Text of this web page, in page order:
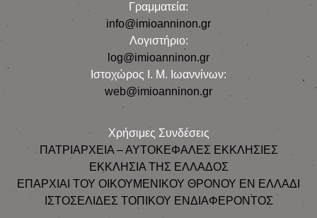
Γραμματεία:
info@imioanninon.gr
Λογιστήριο:
log@imioanninon.gr
Ιστοχώρος Ι. Μ. Ιωαννίνων:
web@imioanninon.gr
Χρήσιμες Συνδέσεις
ΠΑΤΡΙΑΡΧΕΙΑ – ΑΥΤΟΚΕΦΑΛΕΣ ΕΚΚΛΗΣΙΕΣ
ΕΚΚΛΗΣΙΑ ΤΗΣ ΕΛΛΑΔΟΣ
ΕΠΑΡΧΙΑΙ ΤΟΥ ΟΙΚΟΥΜΕΝΙΚΟΥ ΘΡΟΝΟΥ ΕΝ ΕΛΛΑΔΙ
ΙΣΤΟΣΕΛΙΔΕΣ ΤΟΠΙΚΟΥ ΕΝΔΙΑΦΕΡΟΝΤΟΣ